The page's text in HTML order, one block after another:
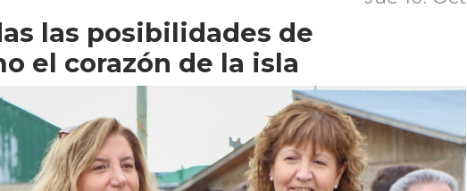
las posibilidades de
el corazón de la isla